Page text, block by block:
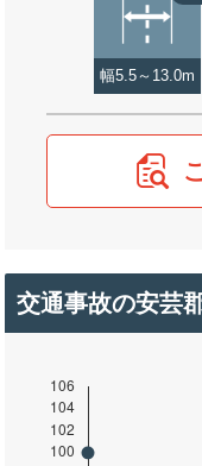
幅5.5～13.0m
交通事故の安芸